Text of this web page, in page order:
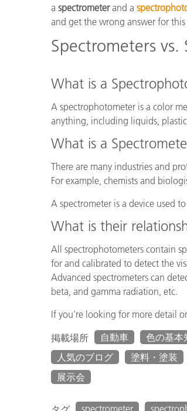
a spectrometerand a
and get the wrong answer for
Spectrometers
What is a
A spectrophotometer is a color
anything, including liquids,
What is a
There are many industries and
For example, chemists and
A spectrometer is a device used
What is their
All spectrophotometers contain
for and calibrated to detect the
Advanced spectrometers can
beta, and gamma radiation, etc.
If you're looking for more detail
掲載場所
自動車 色の基本
人気のブログ
塗料・塗装
展示会
spectrometer